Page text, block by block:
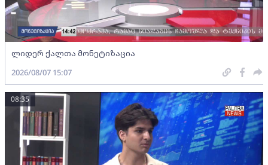
ლიდერ ქალთა მონეტიზაცია
2026/08/07 15:07
08:35